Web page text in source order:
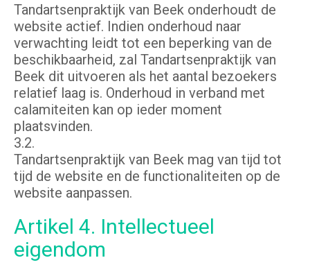
Tandartsenpraktijk van Beek onderhoudt de
website actief. Indien onderhoud naar
verwachting leidt tot een beperking van de
beschikbaarheid, zal Tandartsenpraktijk van
Beek dit uitvoeren als het aantal bezoekers
relatief laag is. Onderhoud in verband met
calamiteiten kan op ieder moment
plaatsvinden.
3.2.
Tandartsenpraktijk van Beek mag van tijd tot
tijd de website en de functionaliteiten op de
website aanpassen.
Artikel 4. Intellectueel
eigendom